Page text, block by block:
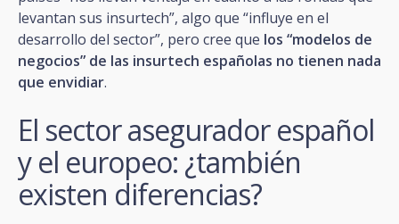
levantan sus insurtech”, algo que “influye en el
desarrollo del sector”, pero cree que los “modelos de
negocios” de las insurtech españolas no tienen nada
que envidiar.
El sector asegurador español
y el europeo: ¿también
existen diferencias?